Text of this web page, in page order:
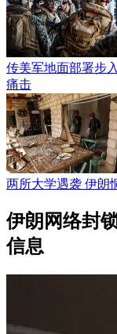
传美军地面部署步
痛击
两所大学遇袭 伊朗
伊朗网络封
信息